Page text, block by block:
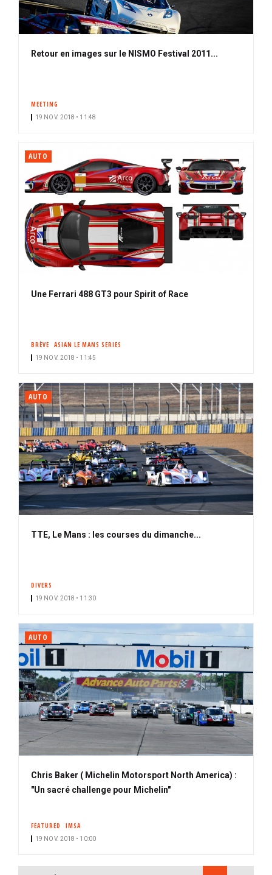
Retour en images sur le NISMO Festival 2011...
MEETING
19 NOV. 2018 • 11:48
AUTO
Une Ferrari 488 GT3 pour Spirit of Race
BRÈVE ASIAN LE MANS SERIES
19 NOV. 2018 • 11:45
AUTO
TTE, Le Mans : les courses du dimanche...
DIVERS
19 NOV. 2018 • 11:30
AUTO
Chris Baker ( Michelin Motorsport North America) :
"Un sacré challenge pour Michelin"
FEATURED IMSA
19 NOV. 2018 • 10:00